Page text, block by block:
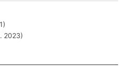
2023)